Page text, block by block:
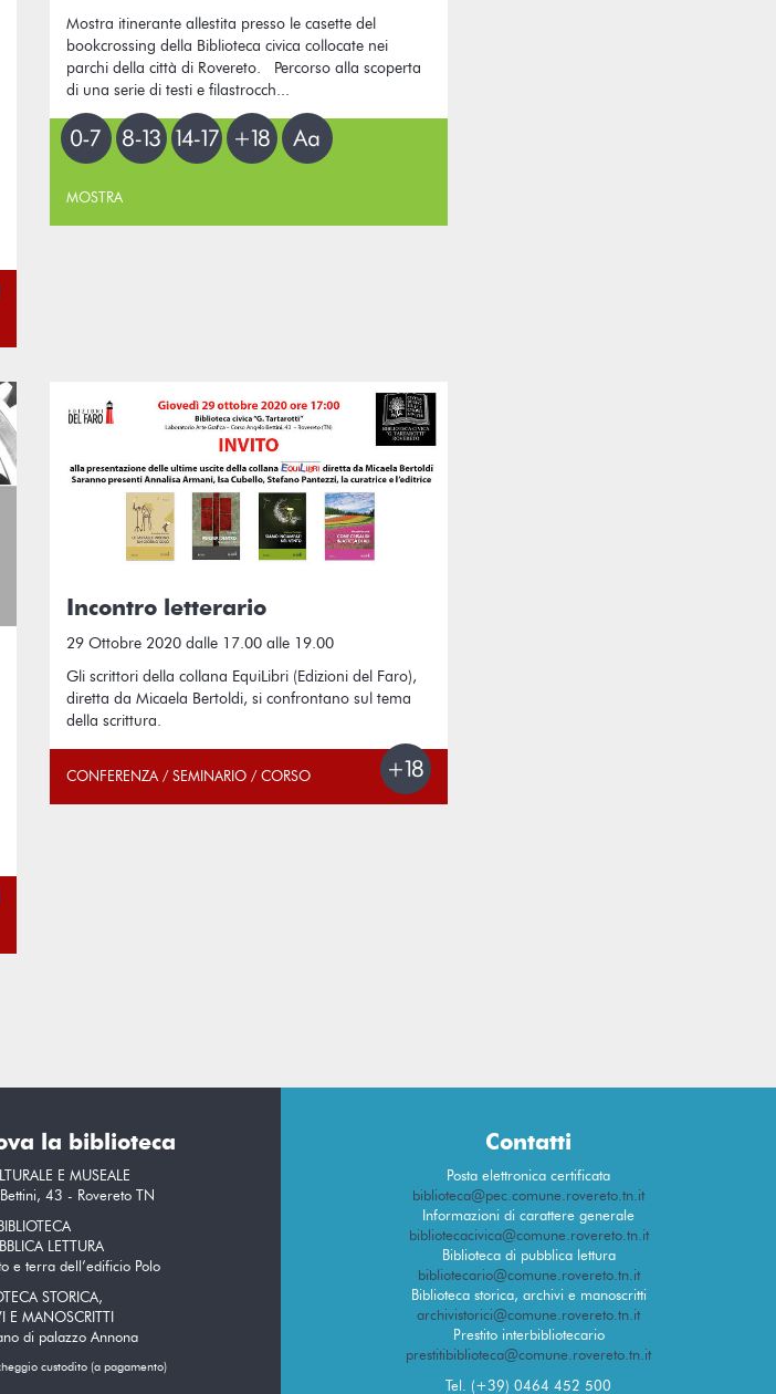
Mostra itinerante allestita presso le casette del
bookcrossing della Biblioteca civica collocate nei
parchi della città di Rovereto. Percorso alla scoperta
di una serie di testi e filastrocch...
MOSTRA
Incontro letterario
29 Ottobre 2020 dalle 17.00 alle 19.00
Gli scrittori della collana EquiLibri (Edizioni del Faro),
diretta da Micaela Bertoldi, si confrontano sul tema
della scrittura.
CONFERENZA / SEMINARIO / CORSO
la biblioteca
E MUSEALE
43 - Rovereto TN
BIBLIOTECA
LETTURA
e terra dell’edificio Polo
STORICA,
E MANOSCRITTI
di palazzo Annona
custodito (a pagamento)
Contatti
Posta elettronica certificata
biblioteca@pec.comune.rovereto.tn.it
Informazioni di carattere generale
bibliotecacivica@comune.rovereto.tn.it
Biblioteca di pubblica lettura
bibliotecario@comune.rovereto.tn.it
Biblioteca storica, archivi e manoscritti
archivistorici@comune.rovereto.tn.it
Prestito interbibliotecario
prestitibiblioteca@comune.rovereto.tn.it
Tel. (+39) 0464 452 500